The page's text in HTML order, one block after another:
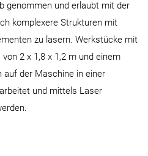
genommen und erlaubt mit der
komplexere Strukturen mit
zu lasern. Werkstücke mit
2 x 1,8 x 1,2 m und einem
auf der Maschine in einer
und mittels Laser